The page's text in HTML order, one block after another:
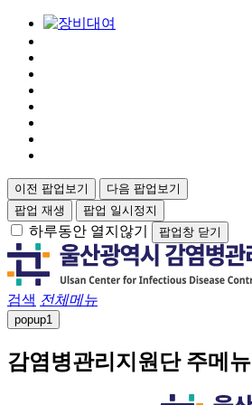
이전 팝업보기
다음 팝업보기
팝업 재생
팝업 일시정지
하루동안 열지않기 팝업창 닫기
검색 전체메뉴
popup1
감염병관리지원단 주메뉴